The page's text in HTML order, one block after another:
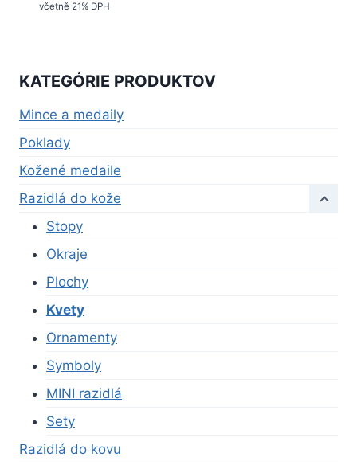
včetně 21% DPH
KATEGÓRIE PRODUKTOV
Mince a medaily
Poklady
Kožené medaile
Razidlá do kože
Stopy
Okraje
Plochy
Kvety
Ornamenty
Symboly
MINI razidlá
Sety
Razidlá do kovu